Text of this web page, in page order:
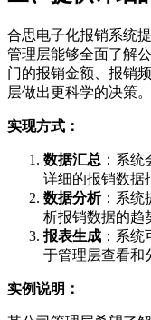
合思电子化报销系统
管理层能够全面了解
门的报销金额、报销
层做出更科学的决策。
实现方式：
数据汇总 ：系
详细的报销数据
数据分析：系统
析报销数据的趋
报表生成 ：系
于管理层查看和
实例说明：